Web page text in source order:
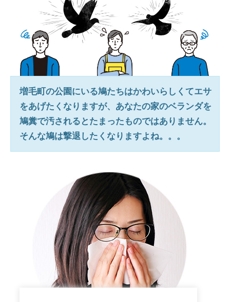
増毛町の公園にいる鳩たちはかわいらしくてエサ
をあげたくなりますが、あなたの家のベランダを
鳩糞で汚されるとたまったものではありません。
そんな鳩は撃退したくなりますよね。。。